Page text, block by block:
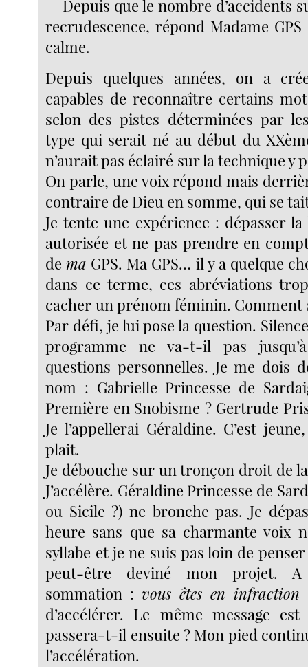
— Depuis que le nombre d’accidents
recrudescence, répond Madame
calme.
Depuis quelques années, on a
capables de reconnaître certains
selon des pistes déterminées par
type qui serait né au début du
n’aurait pas éclairé sur la technique y
On parle, une voix répond mais
contraire de Dieu en somme, qui se
Je tente une expérience : dépasser
autorisée et ne pas prendre en
dema GPS. Ma GPS… il y a quelque
dans ce terme, ces abréviations
cacher un prénom féminin. Comment
Par défi, je lui pose la question.
programme ne va-t-il pas
questions personnelles. Je me dois
nom : Gabrielle Princesse de
Première en Snobisme ? Gertrude
Je l’appellerai Géraldine. C’est
plait.
Je débouche sur un tronçon droit de
J’accélère. Géraldine Princesse de
ou Sicile ?) ne bronche pas. Je
heure sans que sa charmante voix
syllabe et je ne suis pas loin de
peut-être deviné mon projet. A
sommation :vous êtes en infraction
d’accélérer. Le même message
passera-t-il ensuite ? Mon pied
l’accélération.